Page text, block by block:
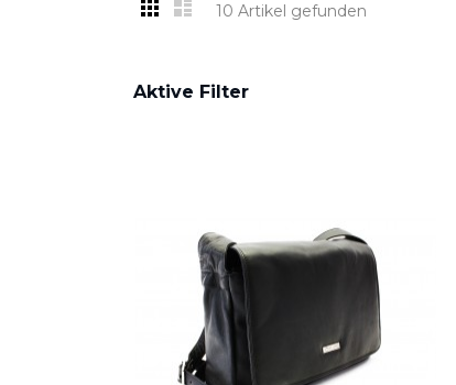
10 Artikel gefunden
Aktive Filter